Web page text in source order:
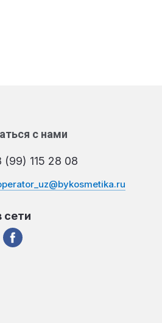
с нами
(99) 115 28 08
сети